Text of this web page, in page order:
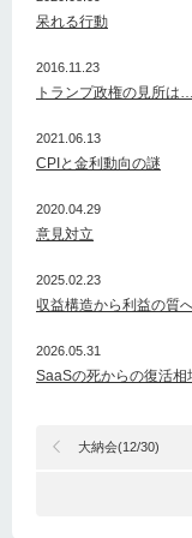
呆れる行動
2016.11.23
トランプ政権の見所は…
2021.06.13
CPIと金利動向の謎
2020.04.29
意見対立
2025.02.23
収益構造から利益の質
2026.05.31
SaaSの死からの復活相
大納会(12/30)